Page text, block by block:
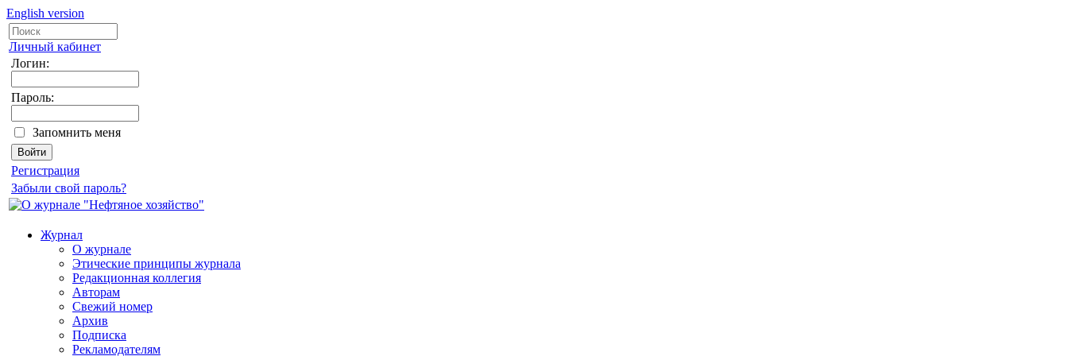
English version
Личный кабинет
Логин:
Пароль:
Запомнить меня
Регистрация
Забыли свой пароль?
Журнал
О журнале
Этические принципы журнала
Редакционная коллегия
Авторам
Свежий номер
Архив
Подписка
Рекламодателям